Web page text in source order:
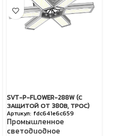
SVT-P-FLOWER-288W (С
ЗАЩИТОЙ ОТ 380В, ТРОС)
fdc641e6c659
Промышленное
светодиодное